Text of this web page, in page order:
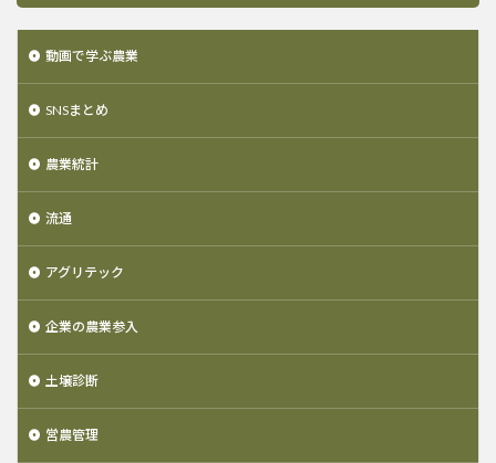
動画で学ぶ農業
SNSまとめ
農業統計
流通
アグリテック
企業の農業参入
土壌診断
営農管理